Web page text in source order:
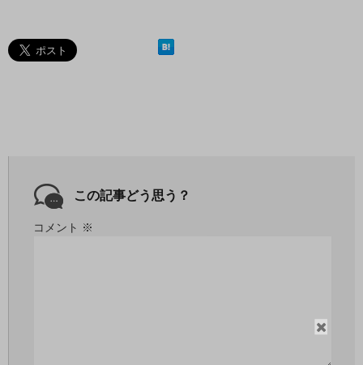
閉
この記事どう思う？
コメント ※